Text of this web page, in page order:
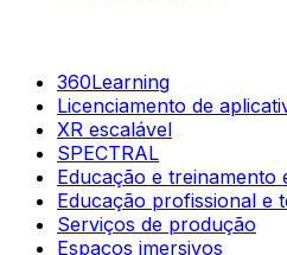
360Learning
Licenciamento de
XR escalável
SPECTRAL
Educação e treinamento
Educação profissional e
Serviços de produção
Espaços imersivos